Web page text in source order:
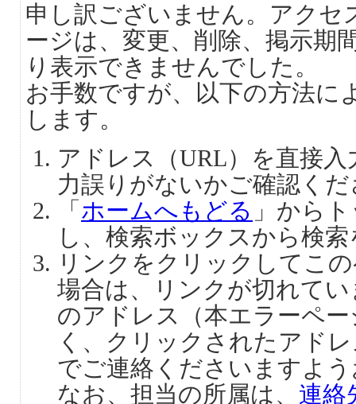
申し訳ございません。アクセ
ージは、変更、削除、掲示期
り表示できませんでした。
お手数ですが、以下の方法に
します。
アドレス（URL）を直接
力誤りがないかご確認く
「 ホームへもどる 」から
し、検索ボックスから検
リンクをクリックしてこ
場合は、リンクが切れて
のアドレス（本エラーペ
く、クリックされたアド
でご連絡くださいますよ
なお、担当の所属は、 連絡